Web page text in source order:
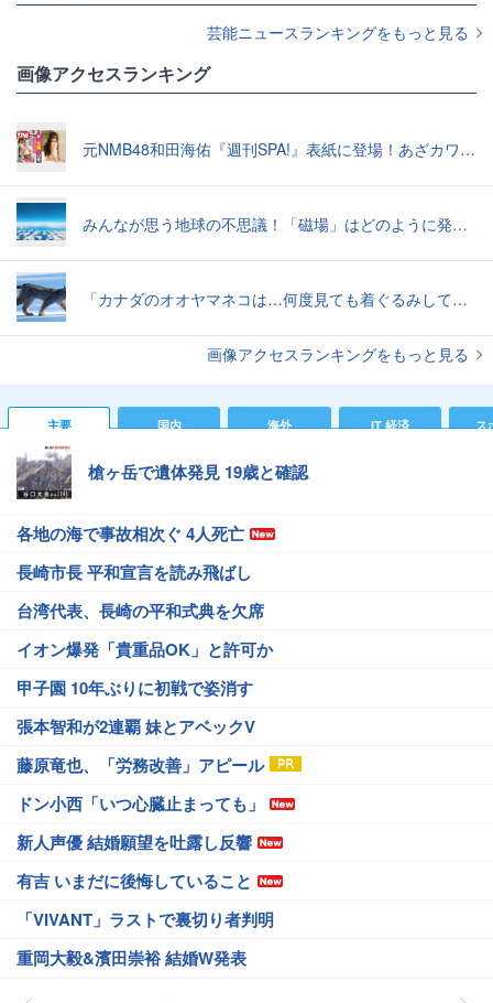
芸能ニュースランキングをもっと見る
画像アクセスランキング
元NMB48和田海佑『週刊SPA!』表紙に登場！あざカワ新婚生活グラビアで読者全員TKO負け♡
みんなが思う地球の不思議！「磁場」はどのように発生したのか？【地学の話】
「カナダのオオヤマネコは…何度見ても着ぐるみしてる感じがぬぐえない」中に人間が入ってそうな写真いろいろ
画像アクセスランキングをもっと見る
主要 国内 海外 IT 経済 ス
槍ヶ岳で遺体発見 19歳と確認
各地の海で事故相次ぐ 4人死亡
長崎市長 平和宣言を読み飛ばし
台湾代表、長崎の平和式典を欠席
イオン爆発「貴重品OK」と許可か
甲子園 10年ぶりに初戦で姿消す
張本智和が2連覇 妹とアベックV
藤原竜也、「労務改善」アピール
ドン小西「いつ心臓止まっても」
新人声優 結婚願望を吐露し反響
有吉 いまだに後悔していること
「VIVANT」ラストで裏切り者判明
重岡大毅&濱田崇裕 結婚W発表